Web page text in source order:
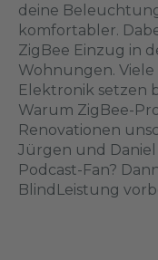
deine
komfortabler.
ZigBee Einzug in
Wohnungen.
Elektronik setzen
Warum ZigBee-
Renovationen
Jürgen und Daniel
Podcast-Fan?
BlindLeistung